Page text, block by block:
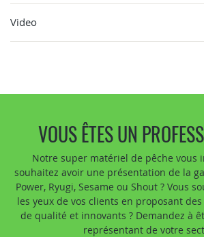
Video
VOUS ÊTES UN
Notre super matériel de pêche vous
souhaitez avoir une présentation de la
Power, Ryugi, Sesame ou Shout ? Vous
les yeux de vos clients en proposant
de qualité et innovants ? Demandez à
représentant de votre